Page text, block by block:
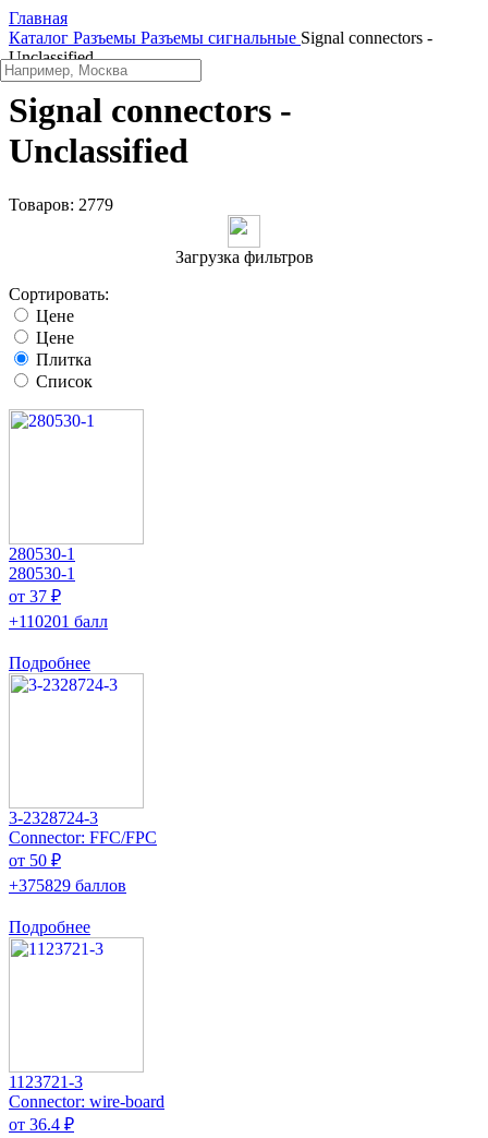
Главная
Каталог Разъeмы Разъeмы сигнальные Signal connectors -
Unclassified
Signal connectors -
Unclassified
Товаров: 2779
Загрузка фильтров
Сортировать:
Цене
Цене
Плитка
Список
280530-1
280530-1
от 37 ₽
+110201 балл
Подробнее
3-2328724-3
Connector: FFC/FPC
от 50 ₽
+375829 баллов
Подробнее
1123721-3
Connector: wire-board
от 36.4 ₽